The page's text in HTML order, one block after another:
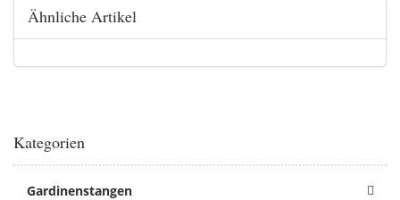
Ähnliche Artikel
Kategorien
Gardinenstangen